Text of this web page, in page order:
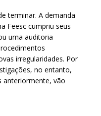
terminar. A demanda
Feesc cumpriu seus
uma auditoria
irregularidades. Por
no entanto,
anteriormente, vão